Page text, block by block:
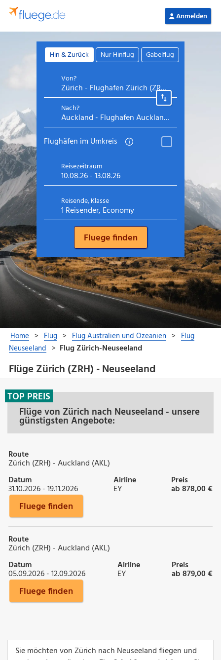
Flüge Zürich (ZRH) - Neuseeland
Flüge von Zürich nach Neuseeland - unsere
günstigsten Angebote:
TOP PREIS
Route
Zürich (ZRH) - Auckland (AKL)
Datum
31.10.2026 - 19.11.2026
Airline
EY
Preis
ab 878,00 €
Fluege finden
Route
Zürich (ZRH) - Auckland (AKL)
Datum
05.09.2026 - 12.09.2026
Airline
EY
Preis
ab 879,00 €
Fluege finden
Sie möchten von Zürich nach Neuseeland fliegen und